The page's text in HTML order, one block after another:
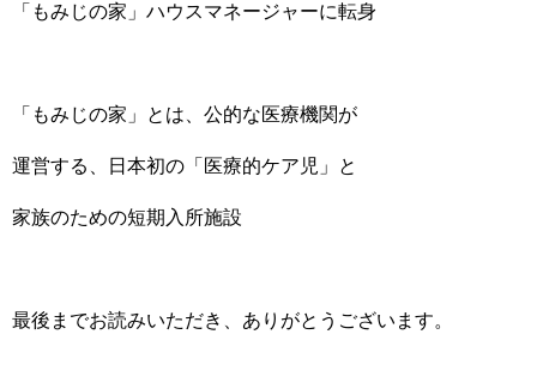
「もみじの家」ハウスマネージャーに転身
「もみじの家」とは、公的な医療機関が
運営する、 日本初の「医療的ケア児」と
家族のための短期入所施設
最後までお読みいただき、ありがとうございます。